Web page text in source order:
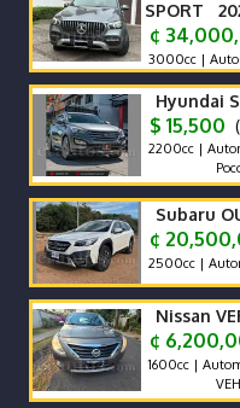
SPORT
¢
3000cc |
Hyundai
$ 15,500
2200cc |
Poco
Subaru
¢
2500cc |
Nissan
¢
1600cc |